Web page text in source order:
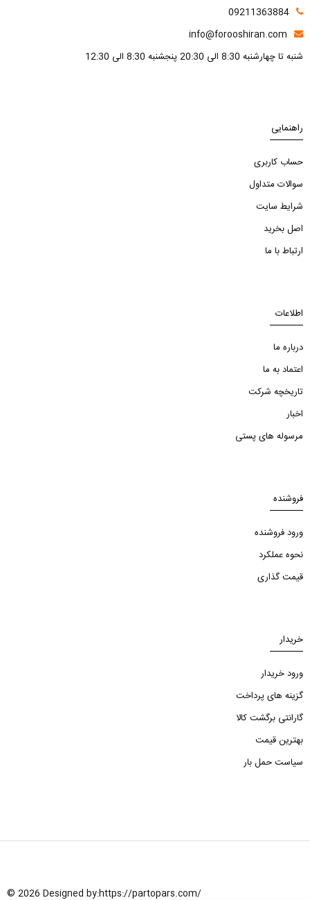
09211363884
info@forooshiran.com
شنبه تا چهارشنبه 8:30 الی 20:30 پنجشنبه 8:30 الی 12:30
راهنمایی
حساب کاربری
سوالات متداول
شرایط سایت
اصل بخرید
ارتباط با ما
اطلاعات
درباره ما
اعتماد به ما
تاریخچه شرکت
اخبار
مرسوله های پستی
فروشنده
ورود فروشنده
نحوه عملکرد
قیمت گذاری
خریدار
ورود خریدار
گزینه های پرداخت
گارانتی برگشت کالا
بهترین قیمت
سیاست حمل بار
© 2026 Designed by:https://partopars.com/